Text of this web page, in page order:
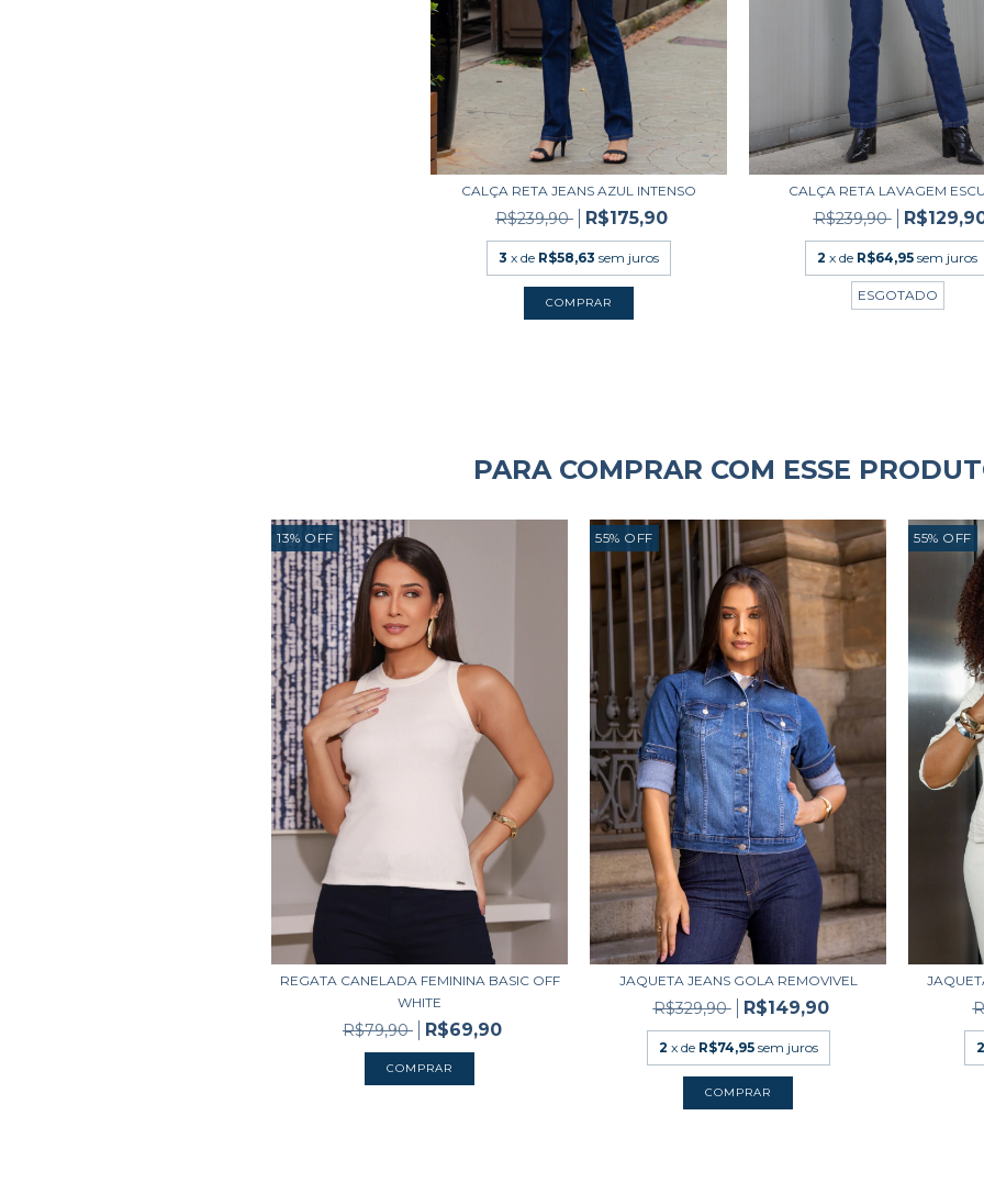
CALÇA RETA JEANS AZUL INTENSO
R$239,90 R$175,90
3 x de R$58,63 sem juros
COMPRAR
CALÇA RETA LAVAGEM
R$239,90
2 x de R$64,95 sem juros
ESGOTADO
PARA COMPRAR COM ESSE
13% OFF
REGATA CANELADA FEMININA BASIC OFF
WHITE
R$79,90 R$69,90
55% OFF
JAQUETA JEANS GOLA REMOVIVEL
R$329,90 R$149,90
2 x de R$74,95 sem juros
COMPRAR
55% OFF
2